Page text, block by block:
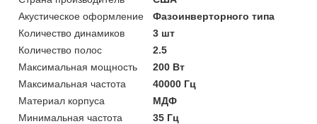
Акустическое оформление
Фазоинверторного типа
Количество динамиков
3 шт
Количество полос
2.5
Максимальная мощность
200 Вт
Максимальная частота
40000 Гц
Материал корпуса
МДФ
Минимальная частота
35 Гц